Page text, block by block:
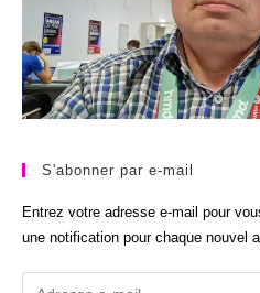
S'abonner par e-mail
Entrez votre adresse e-mail pour
une notification pour chaque nouvel
Adresse